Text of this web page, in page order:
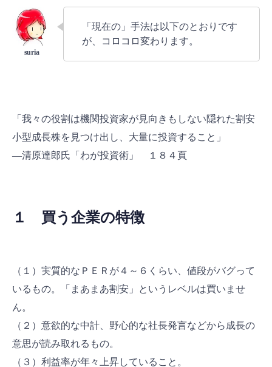
「現在の」手法は以下のとおりです
が、コロコロ変わります。
「我々の役割は機関投資家が見向きもしない隠れた割安
小型成長株を見つけ出し、大量に投資すること」
―清原達郎氏「わが投資術」 １８４頁
１ 買う企業の特徴
（１）実質的なＰＥＲが４～６くらい、値段がバグって
いるもの。「まあまあ割安」というレベルは買いませ
ん。
（２）意欲的な中計、野心的な社長発言などから成長の
意思が読み取れるもの。
（３）利益率が年々上昇していること。